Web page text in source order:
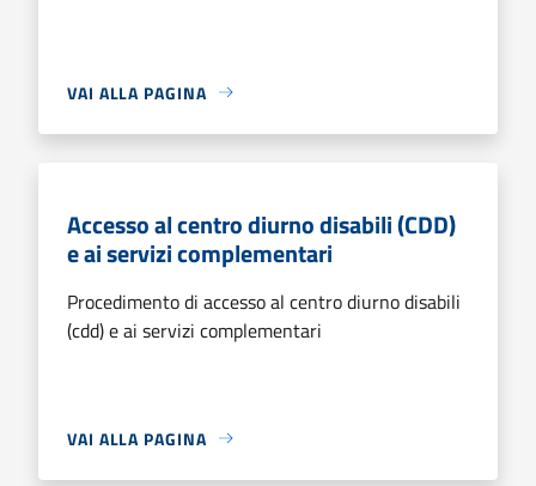
VAI ALLA PAGINA
Accesso al centro diurno disabili (CDD)
e ai servizi complementari
Procedimento di accesso al centro diurno disabili
(cdd) e ai servizi complementari
VAI ALLA PAGINA